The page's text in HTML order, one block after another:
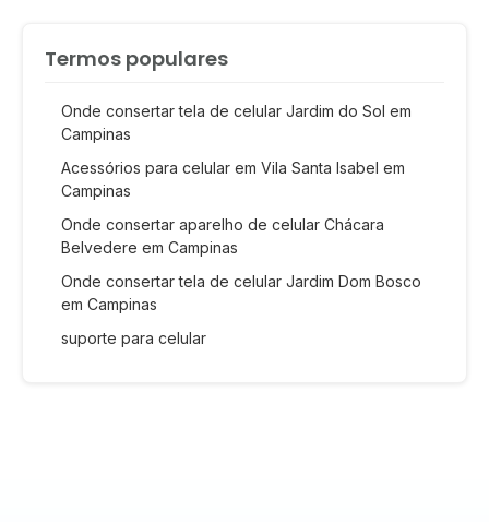
Termos populares
Onde consertar tela de celular Jardim do Sol em
Campinas
Acessórios para celular em Vila Santa Isabel em
Campinas
Onde consertar aparelho de celular Chácara
Belvedere em Campinas
Onde consertar tela de celular Jardim Dom Bosco
em Campinas
suporte para celular